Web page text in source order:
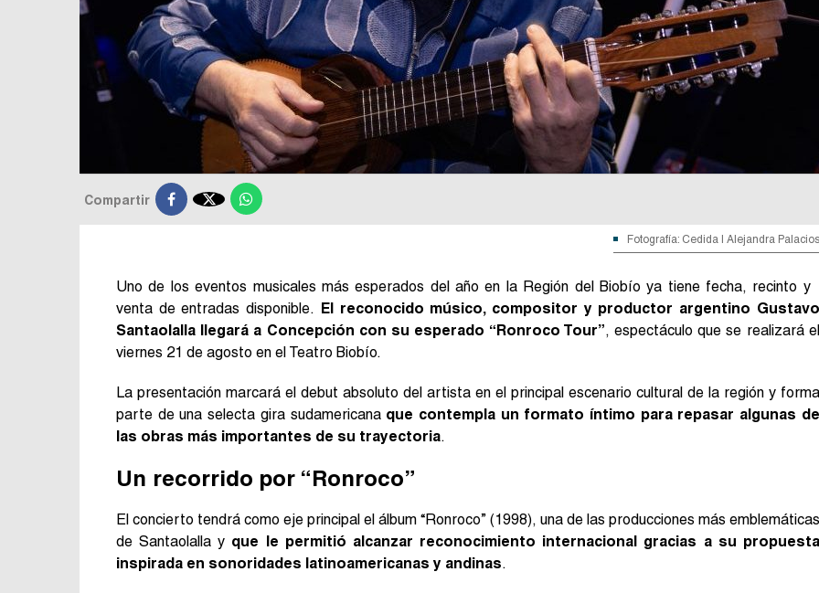
Compartir 
Fotografía: Cedida | Alejandra Palacios
Uno de los eventos musicales más esperados del año en la Región del Biobío ya tiene fecha, recinto y
venta de entradas disponible. El reconocido músico, compositor y productor argentino Gustavo
Santaolalla llegará a Concepción con su esperado “Ronroco Tour”, espectáculo que se realizará el
viernes 21 de agosto en el Teatro Biobío.
La presentación marcará el debut absoluto del artista en el principal escenario cultural de la región y forma
parte de una selecta gira sudamericana que contempla un formato íntimo para repasar algunas de
las obras más importantes de su trayectoria.
Un recorrido por “Ronroco”
El concierto tendrá como eje principal el álbum “Ronroco” (1998), una de las producciones más emblemáticas
de Santaolalla y que le permitió alcanzar reconocimiento internacional gracias a su propuesta
inspirada en sonoridades latinoamericanas y andinas.